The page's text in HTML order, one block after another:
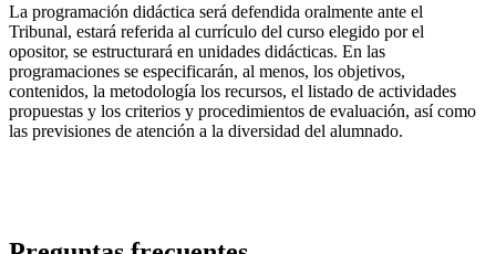
La programación didáctica será defendida oralmente ante el
Tribunal, estará referida al currículo del curso elegido por el
opositor, se estructurará en unidades didácticas. En las
programaciones se especificarán, al menos, los objetivos,
contenidos, la metodología los recursos, el listado de actividades
propuestas y los criterios y procedimientos de evaluación, así como
las previsiones de atención a la diversidad del alumnado.